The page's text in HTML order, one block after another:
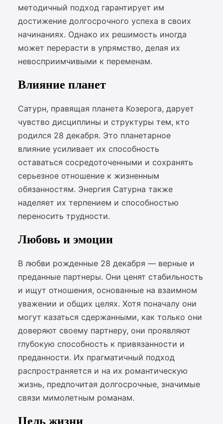
методичный подход гарантирует им
достижение долгосрочного успеха в своих
начинаниях. Однако их решимость иногда
может перерасти в упрямство, делая их
невосприимчивыми к переменам.
Влияние планет
Сатурн, правящая планета Козерога, дарует
чувство дисциплины и структуры тем, кто
родился 28 декабря. Это планетарное
влияние усиливает их способность
оставаться сосредоточенными и сохранять
серьезное отношение к жизненным
обязанностям. Энергия Сатурна также
наделяет их терпением и способностью
переносить трудности.
Любовь и эмоции
В любви рожденные 28 декабря — верные и
преданные партнеры. Они ценят стабильность
и ищут отношения, основанные на взаимном
уважении и общих целях. Хотя поначалу они
могут казаться сдержанными, как только они
доверяют своему партнеру, они проявляют
глубокую способность к привязанности и
преданности. Их прагматичный подход
распространяется и на их романтическую
жизнь, предпочитая долгосрочные, значимые
связи мимолетным романам.